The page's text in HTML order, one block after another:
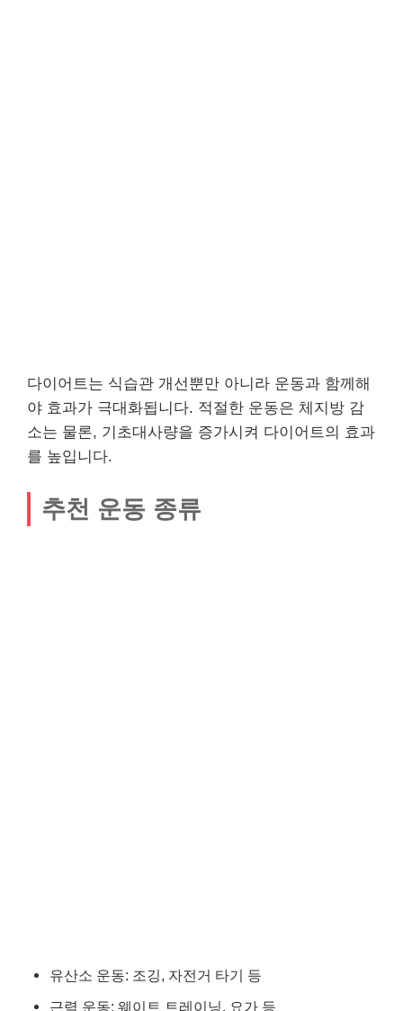
다이어트는 식습관 개선뿐만 아니라 운동과 함께해
야 효과가 극대화됩니다. 적절한 운동은 체지방 감
소는 물론, 기초대사량을 증가시켜 다이어트의 효과
를 높입니다.
추천 운동 종류
유산소 운동: 조깅, 자전거 타기 등
근력 운동: 웨이트 트레이닝, 요가 등